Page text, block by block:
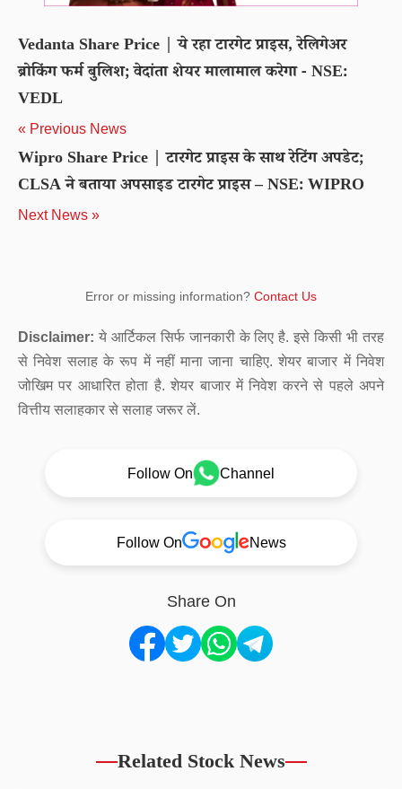
Vedanta Share Price | ये रहा टारगेट प्राइस, रेलिगेअर
ब्रोकिंग फर्म बुलिश; वेदांता शेयर मालामाल करेगा - NSE:
VEDL
« Previous News
Wipro Share Price | टारगेट प्राइस के साथ रेटिंग अपडेट;
CLSA ने बताया अपसाइड टारगेट प्राइस – NSE: WIPRO
Next News »
Error or missing information? Contact Us
Disclaimer: ये आर्टिकल सिर्फ जानकारी के लिए है. इसे किसी भी तरह
से निवेश सलाह के रूप में नहीं माना जाना चाहिए. शेयर बाजार में निवेश
जोखिम पर आधारित होता है. शेयर बाजार में निवेश करने से पहले अपने
वित्तीय सलाहकार से सलाह जरूर लें.
Follow On Channel
Follow On News
Share On
Related Stock News